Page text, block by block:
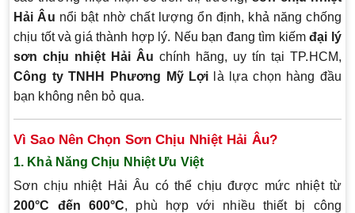
Hải Âu nổi bật nhờ chất lượng ổn định, khả năng chống
chịu tốt và giá thành hợp lý. Nếu bạn đang tìm kiếmđại lý
sơn chịu nhiệt Hải Âu chính hãng, uy tín tại TP.HCM,
Công ty TNHH Phương Mỹ Lợi là lựa chọn hàng đầu
bạn không nên bỏ qua.
Vì Sao Nên Chọn Sơn Chịu Nhiệt Hải Âu?
1. Khả Năng Chịu Nhiệt Ưu Việt
Sơn chịu nhiệt Hải Âu có thể chịu được mức nhiệt từ
200°C đến 600°C, phù hợp với nhiều thiết bị công